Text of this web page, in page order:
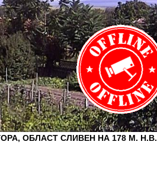
ОБЛАСТ СЛИВЕН НА 178 М. Н.В.